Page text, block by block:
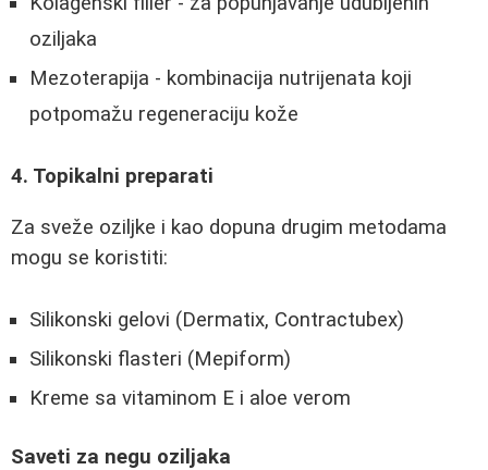
oziljaka
Mezoterapija - kombinacija nutrijenata koji
potpomažu regeneraciju kože
4. Topikalni preparati
Za sveže oziljke i kao dopuna drugim metodama
mogu se koristiti:
Silikonski gelovi (Dermatix, Contractubex)
Silikonski flasteri (Mepiform)
Kreme sa vitaminom E i aloe verom
Saveti za negu oziljaka